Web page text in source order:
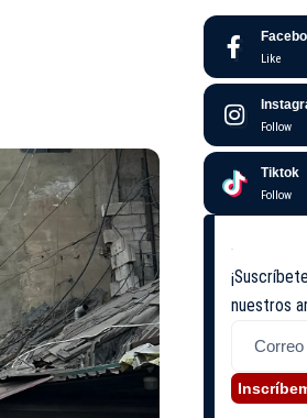
Like
Follow
Tiktok
Follow
nuestros